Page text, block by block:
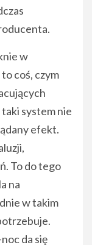
w
coś, czym
system nie
efekt.
To do tego
na
w takim
da się